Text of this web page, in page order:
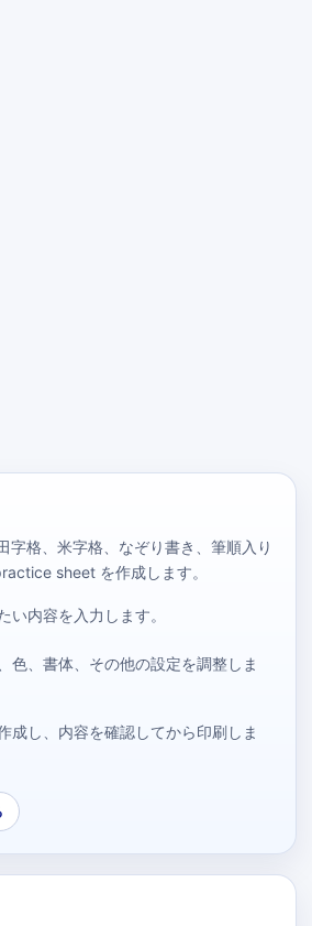
字格、米字格、なぞり書き、筆順入り
sheet を作成します。
い内容を入力します。
色、書体、その他の設定を調整しま
成し、内容を確認してから印刷しま